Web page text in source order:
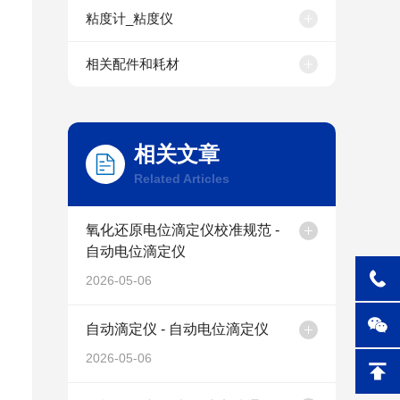
粘度计_粘度仪
相关配件和耗材
相关文章
Related Articles
氧化还原电位滴定仪校准规范 -
自动电位滴定仪
2026-05-06
自动滴定仪 - 自动电位滴定仪
2026-05-06